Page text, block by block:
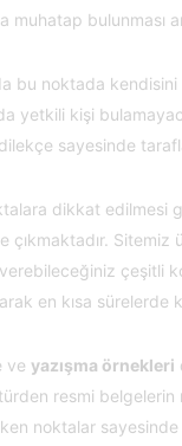
bulunması
bu noktada
yetkili kişi
sayesinde
dikkat edilmesi
Sitemiz
çeşitli
en kısa sürelerde
ve yazışma örnekleri
resmi belgelerin
noktalar